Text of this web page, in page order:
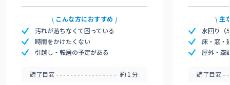
こんな方におすすめ
汚れが落ちなくて困っている
時間をかけたくない
引越し・転居の予定がある
読了目安 約1分
主
水回り（
床・窓・
屋外・空
読了目安